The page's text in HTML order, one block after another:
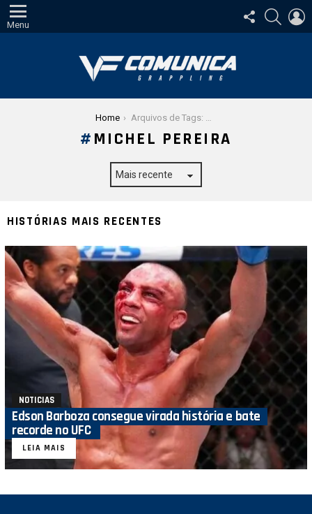
Menu
SIGA-
NOS
Home Arquivos de Tags: Michel Pereira
MICHEL PEREIRA
HISTÓRIAS MAIS RECENTES
NOTICIAS
Edson Barboza consegue virada história e bate
recorde no UFC
LEIA MAIS